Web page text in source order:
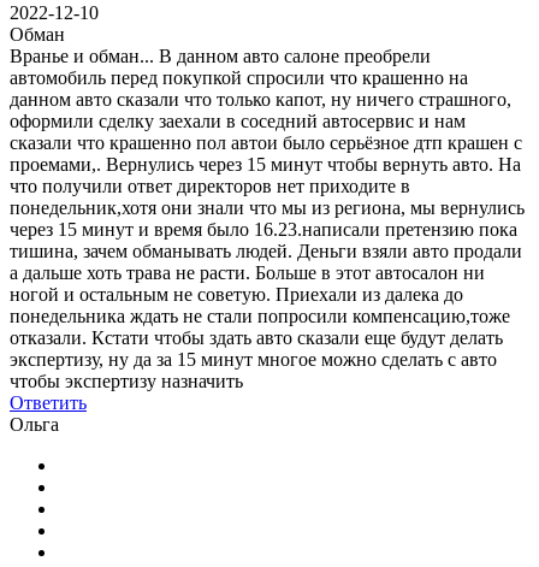
2022-12-10
Обман
Вранье и обман... В данном авто салоне преобрели
автомобиль перед покупкой спросили что крашенно на
данном авто сказали что только капот, ну ничего страшного,
оформили сделку заехали в соседний автосервис и нам
сказали что крашенно пол автои было серьёзное дтп крашен с
проемами,. Вернулись через 15 минут чтобы вернуть авто. На
что получили ответ директоров нет приходите в
понедельник,хотя они знали что мы из региона, мы вернулись
через 15 минут и время было 16.23.написали претензию пока
тишина, зачем обманывать людей. Деньги взяли авто продали
а дальше хоть трава не расти. Больше в этот автосалон ни
ногой и остальным не советую. Приехали из далека до
понедельника ждать не стали попросили компенсацию,тоже
отказали. Кстати чтобы здать авто сказали еще будут делать
экспертизу, ну да за 15 минут многое можно сделать с авто
чтобы экспертизу назначить
Ответить
Ольга